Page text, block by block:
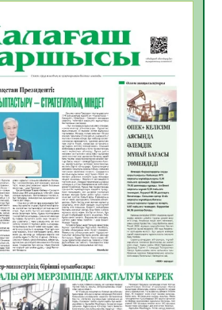
қарсы иммундау
51
туралы
49
мәлімет
47
облысы полиция
мыңнан астам
қамтамасыз етті
60